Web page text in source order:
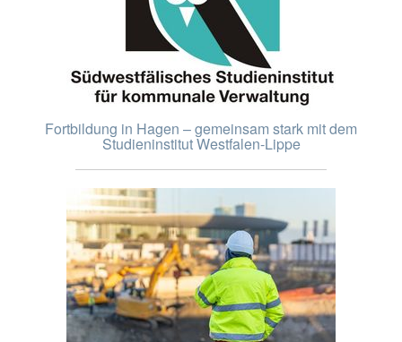
Fortbildung in Hagen – gemeinsam stark mit dem
Studieninstitut Westfalen-Lippe